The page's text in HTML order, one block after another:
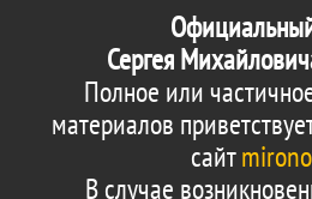
Сергея
Полное или
материалов
сайт
В случае